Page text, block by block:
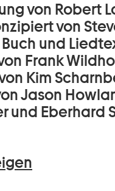
von Robert
von
und
Frank
Kim
Jason
und Eberhard